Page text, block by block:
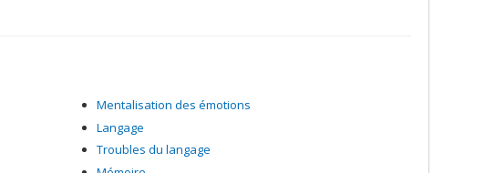
Mentalisation des émotions
Langage
Troubles du langage